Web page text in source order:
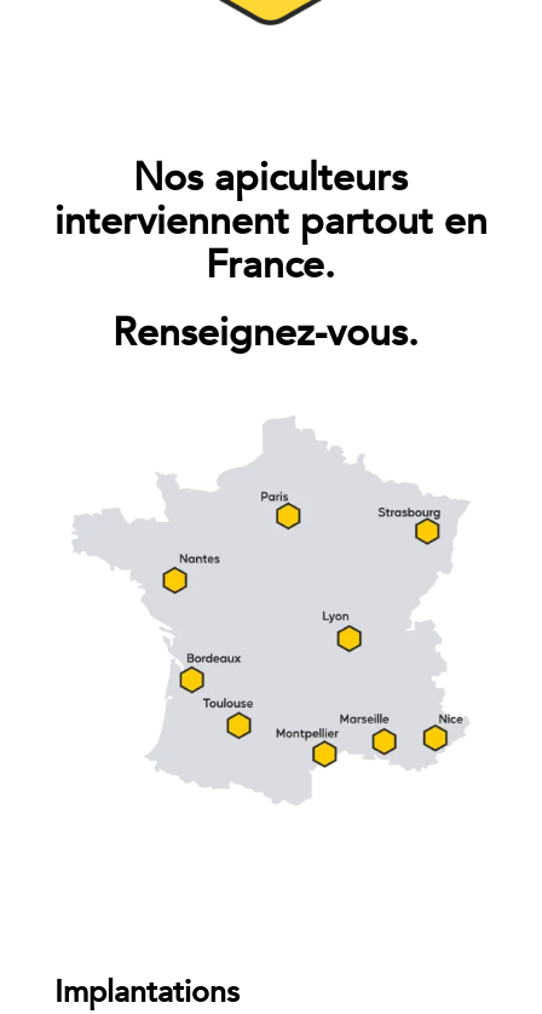
Nos apiculteurs
interviennent partout en
France.
Renseignez-vous.
Implantations